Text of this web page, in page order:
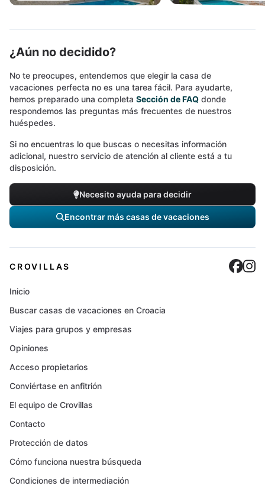
¿Aún no decidido?
No te preocupes, entendemos que elegir la casa de
vacaciones perfecta no es una tarea fácil. Para ayudarte,
hemos preparado una completa Sección de FAQ donde
respondemos las preguntas más frecuentes de nuestros
huéspedes.
Si no encuentras lo que buscas o necesitas información
adicional, nuestro servicio de atención al cliente está a tu
disposición.
Necesito ayuda para decidir
Encontrar más casas de vacaciones
CROVILLAS
Inicio
Buscar casas de vacaciones en Croacia
Viajes para grupos y empresas
Opiniones
Acceso propietarios
Conviértase en anfitrión
El equipo de Crovillas
Contacto
Protección de datos
Cómo funciona nuestra búsqueda
Condiciones de intermediación